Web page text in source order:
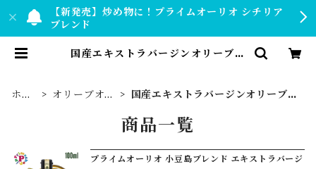
【新発売】炒め物に！プライムオーリオ シチリア
ブレンド
国産エキストラバージンオリーブオ
ホー
オリーブオイ
国産エキストラバージンオリーブオ
商品一覧
プライムオーリオ 小豆島ブレンド エキストラバージ